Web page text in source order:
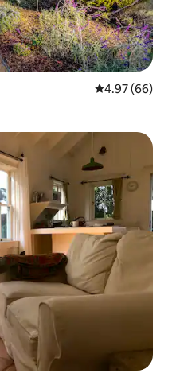
レビュー66
4.97 (66)